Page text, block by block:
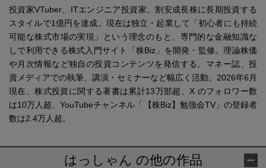
投資家VTuber、ITエンジニア投資家。割安成長株に長期投資する
スタイルで1億円を達成。現在は独立・起業して「初心者にも持続
可能な株式市場の実現」という理念のもと、専門的な金融知識な
しで利用できる株式入門サイト「株Biz」を開発・監修。理論株価
や月次情報など独自の投資コンテンツを発信する。マネー誌、投
資メディアでの執筆、講演・セミナーなど幅広く活動。2026年6月
現在、株式投資に関する著書は累計13万部超、X のフォロワー数
は10万人超、YouTubeチャンネル「【株Biz】勉強会TV」の登録者
数は2.4万人超。
はっしゃん の他の作品